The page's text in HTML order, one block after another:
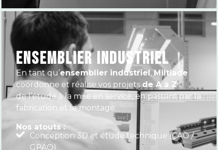
ENSEMBLIER INDUSTRIEL
En tant qu’ensemblier industriel ,Miltiade
coordonne et réalise vos projets de A à Z:
de l’étude à la mise en service, en passant par la
fabrication et le montage.
Nos atouts :
Conception 3D et étude technique (CAO /
GPAO)